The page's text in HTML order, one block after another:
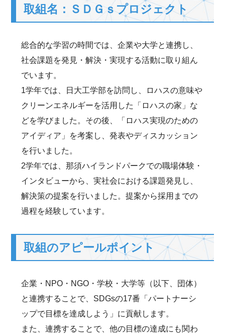
取組名：ＳＤＧｓプロジェクト
総合的な学習の時間では、企業や大学と連携し、
社会課題を発見・解決・実現する活動に取り組ん
でいます。
1学年では、日大工学部を訪問し、ロハスの意味や
クリーンエネルギーを活用した「ロハスの家」な
どを学びました。その後、「ロハス実現のための
アイディア」を考案し、発表やディスカッション
を行いました。
2学年では、那須ハイランドパークでの職場体験・
インタビューから、実社会における課題発見し、
解決策の提案を行いました。提案から採用までの
過程を経験しています。
取組のアピールポイント
企業・NPO・NGO・学校・大学等（以下、団体）
と連携することで、SDGsの17番「パートナーシ
ップで目標を達成しよう」に貢献します。
また、連携することで、他の目標の達成にも関わ